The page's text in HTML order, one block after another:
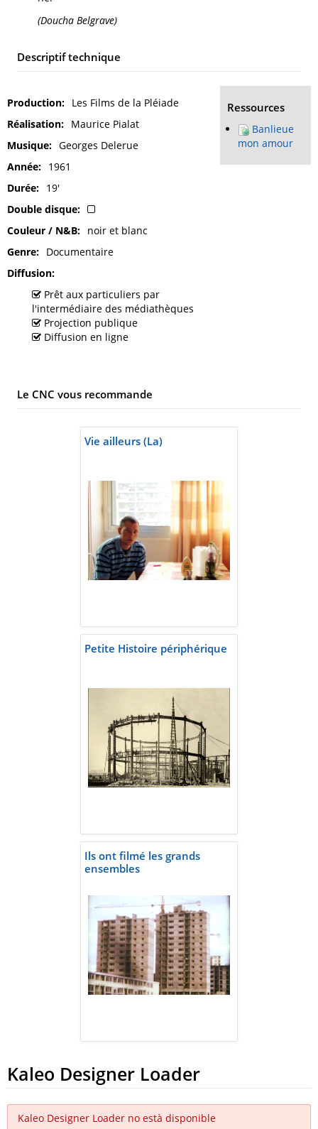
(Doucha Belgrave)
Descriptif technique
Production
Les Films de la Pléiade
Réalisation
Maurice Pialat
Musique
Georges Delerue
Année
1961
Durée
19'
Double disque
Couleur / N&B
noir et blanc
Genre
Documentaire
Diffusion
Prêt aux particuliers par
l'intermédiaire des médiathèques
Projection publique
Diffusion en ligne
Ressources
Banlieue
mon amour
Le CNC vous recommande
Vie ailleurs (La)
Petite Histoire périphérique
Ils ont filmé les grands
ensembles
Kaleo Designer Loader
Kaleo Designer Loader no està disponible